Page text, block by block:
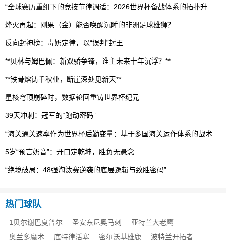
烽火再起：刚果（金）能否唤醒沉睡的非洲足球雄狮？
反向封神榜：毒奶定律，以“误判”封王
**贝林与姆巴佩：新双骄争锋，谁主未来十年沉浮？**
**铁骨熔铸千秋业，断崖深处见新天**
星核穹顶崩碎时，数据轮回重铸世界杯纪元
39天冲刺：冠军的“跑动密码”
5岁“预言奶音”：开口定乾坤，胜负无悬念
“绝境破局：48强淘汰赛逆袭的底层逻辑与致胜密码”
热门球队
1贝尔谢巴夏普尔 圣安东尼奥马刺
亚特兰大老鹰
奥兰多魔术
底特律活塞 密尔沃基雄鹿
波特兰开拓者